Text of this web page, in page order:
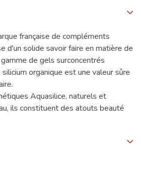
française de compléments
d'un solide savoir faire en matière de
de gels surconcentrés
organique est une valeur sûre
Aquasilice, naturels et
ils constituent des atouts beauté